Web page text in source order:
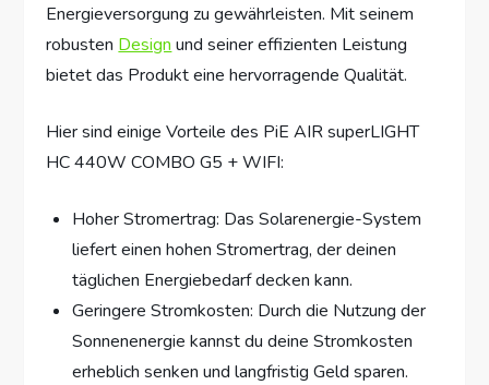
Energieversorgung zu gewährleisten. Mit seinem
robusten Design und seiner effizienten Leistung
bietet das Produkt eine hervorragende Qualität.
Hier sind einige Vorteile des PiE AIR superLIGHT
HC 440W COMBO G5 + WIFI:
Hoher Stromertrag: Das Solarenergie-System
liefert einen hohen Stromertrag, der deinen
täglichen Energiebedarf decken kann.
Geringere Stromkosten: Durch die Nutzung der
Sonnenenergie kannst du deine Stromkosten
erheblich senken und langfristig Geld sparen.